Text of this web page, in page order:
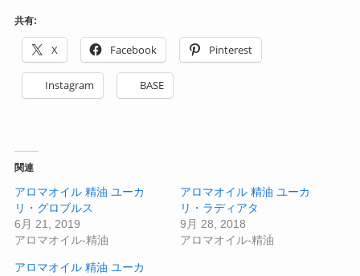
共有:
X Facebook Pinterest
Instagram BASE
関連
アロマオイル 精油 ユーカ
リ・グロブルス
6月 21, 2019
アロマオイル-精油
アロマオイル 精油 ユーカ
リ・ラディアタ
9月 28, 2018
アロマオイル-精油
アロマオイル 精油 ユーカ